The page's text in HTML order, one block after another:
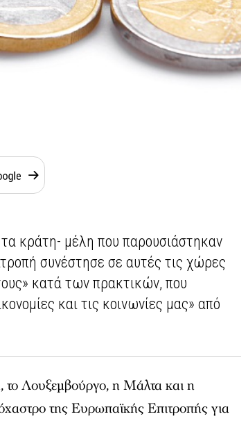
τα κράτη- μέλη που παρουσιάστηκαν
συνέστησε σε αυτές τις χώρες
κατά των πρακτικών, που
και τις κοινωνίες μας» από
Λουξεμβούργο, η Μάλτα και η
της Ευρωπαϊκής Επιτροπής για